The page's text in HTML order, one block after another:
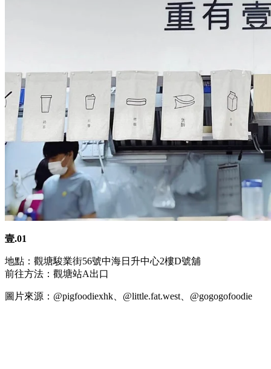
壹.01
地點：觀塘駿業街56號中海日升中心2樓D號舖
前往方法：觀塘站A出口
圖片來源：@pigfoodiexhk、@little.fat.west、@gogogofoodie